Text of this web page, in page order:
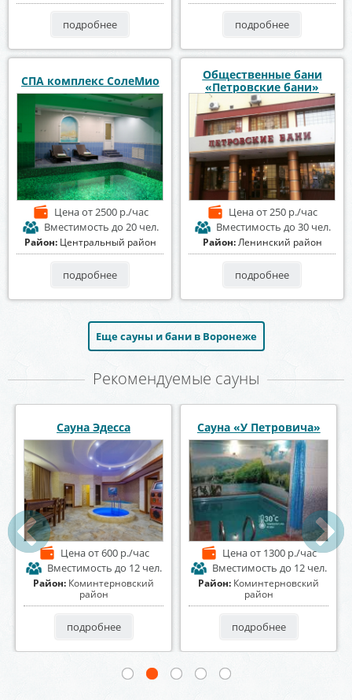
подробнее подробнее
СПА комплекс СолеМио
Ценаот 2500 р./час
Вместимость до 20 чел.
Район: Центральный район
подробнее
Общественные бани
«Петровские бани»
Ценаот 250 р./час
Вместимость до 30 чел.
Район:Ленинский район
подробнее
Еще сауны и бани в Воронеже
Рекомендуемые сауны
Сауна «Пещера»
Ценаот 1200 р./час
Вместимостьдо 8 чел.
Район:Центральный район
подробнее
Сауна Восточная сказка
Ценаот 2500 р./час
Вместимостьдо 8 чел.
Район:Левобережный район
подробнее